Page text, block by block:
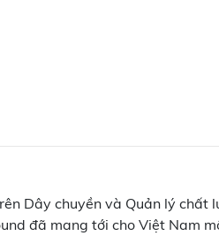
Dây chuyền và Quản lý chất
đã mang tới cho Việt Nam